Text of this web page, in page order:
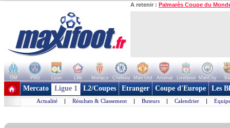
A retenir : Palmarès Coupe du
OM PSG Lyon Lille Monaco Chelsea Man Utd Arsenal Liverpool ManCity
+ de clubs
Mercato Ligue 1 L2/Coupes Etranger Coupe d'Europe Les
Actualité | Résultats & Classement | Buteurs | Calendrier |